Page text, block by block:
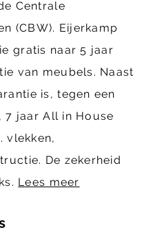
Centrale
(CBW). Eijerkamp
gratis naar 5 jaar
van meubels. Naast
is, tegen een
7 jaar All in House
vlekken,
De zekerheid
Lees meer